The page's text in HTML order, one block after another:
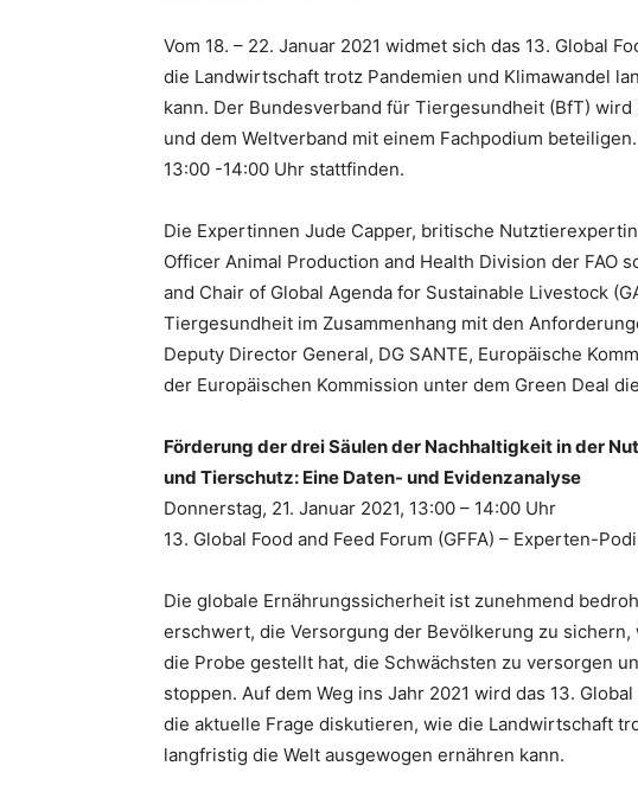
Vom 18. – 22. Januar 2021 widmet sich das 13. Global
die Landwirtschaft trotz Pandemien und Klimawandel
kann. Der Bundesverband für Tiergesundheit (BfT)
und dem Weltverband mit einem Fachpodium
13:00 -14:00 Uhr stattfinden.
Die Expertinnen Jude Capper, britische
Officer Animal Production and Health Division der FAO
and Chair of Global Agenda for Sustainable Livestock
Tiergesundheit im Zusammenhang mit den
Deputy Director General, DG SANTE, Europäische
der Europäischen Kommission unter dem Green Deal
Förderung der drei Säulen der Nachhaltigkeit in der
und Tierschutz: Eine Daten- und Evidenzanalyse
Donnerstag, 21. Januar 2021, 13:00 – 14:00 Uhr
13. Global Food and Feed Forum (GFFA) – Experten-
Die globale Ernährungssicherheit ist zunehmend
erschwert, die Versorgung der Bevölkerung zu sichern,
die Probe gestellt hat, die Schwächsten zu versorgen
stoppen. Auf dem Weg ins Jahr 2021 wird das 13.
die aktuelle Frage diskutieren, wie die Landwirtschaft
langfristig die Welt ausgewogen ernähren kann.